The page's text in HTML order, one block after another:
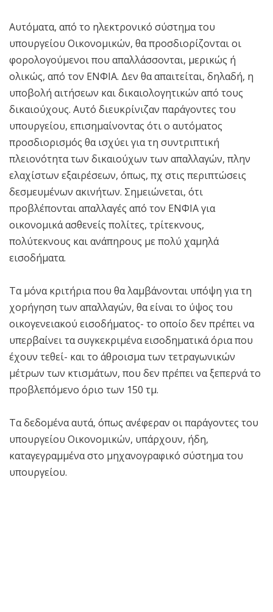
Αυτόματα, από το ηλεκτρονικό σύστημα του
υπουργείου Οικονομικών, θα προσδιορίζονται οι
φορολογούμενοι που απαλλάσσονται, μερικώς ή
ολικώς, από τον ΕΝΦΙΑ. Δεν θα απαιτείται, δηλαδή, η
υποβολή αιτήσεων και δικαιολογητικών από τους
δικαιούχους. Αυτό διευκρίνιζαν παράγοντες του
υπουργείου, επισημαίνοντας ότι ο αυτόματος
προσδιορισμός θα ισχύει για τη συντριπτική
πλειονότητα των δικαιούχων των απαλλαγών, πλην
ελαχίστων εξαιρέσεων, όπως, πχ στις περιπτώσεις
δεσμευμένων ακινήτων. Σημειώνεται, ότι
προβλέπονται απαλλαγές από τον ΕΝΦΙΑ για
οικονομικά ασθενείς πολίτες, τρίτεκνους,
πολύτεκνους και ανάπηρους με πολύ χαμηλά
εισοδήματα.
Τα μόνα κριτήρια που θα λαμβάνονται υπόψη για τη
χορήγηση των απαλλαγών, θα είναι το ύψος του
οικογενειακού εισοδήματος- το οποίο δεν πρέπει να
υπερβαίνει τα συγκεκριμένα εισοδηματικά όρια που
έχουν τεθεί- και το άθροισμα των τετραγωνικών
μέτρων των κτισμάτων, που δεν πρέπει να ξεπερνά το
προβλεπόμενο όριο των 150 τμ.
Τα δεδομένα αυτά, όπως ανέφεραν οι παράγοντες του
υπουργείου Οικονομικών, υπάρχουν, ήδη,
καταγεγραμμένα στο μηχανογραφικό σύστημα του
υπουργείου.